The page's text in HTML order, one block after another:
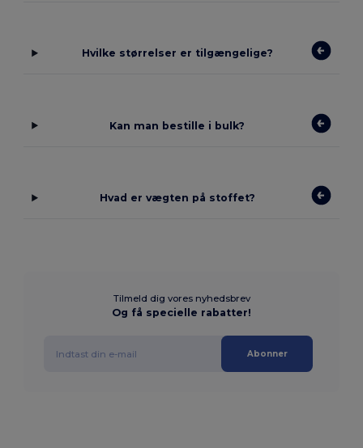
Hvilke størrelser er tilgængelige?
Kan man bestille i bulk?
Hvad er vægten på stoffet?
Tilmeld dig vores nyhedsbrev
Og få specielle rabatter!
Abonner